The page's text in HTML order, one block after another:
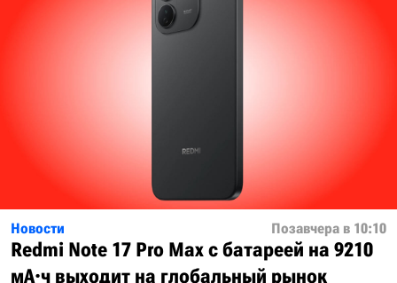
Новости Позавчера в 10:10
Redmi Note 17 Pro Max с батареей на 9210
мА·ч выходит на глобальный рынок